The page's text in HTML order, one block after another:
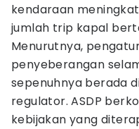
kendaraan
jumlah trip kapal
Menurutnya,
penyeberangan
sepenuhnya berada
regulator. ASDP
kebijakan yang